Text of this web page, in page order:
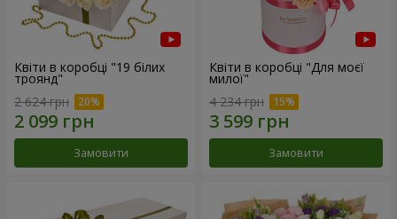
Квіти в коробці "19 білих
троянд"
2 624 грн
Замовити
Квіти в коробці "Для моєї
милої"
4 234 грн
Замовити